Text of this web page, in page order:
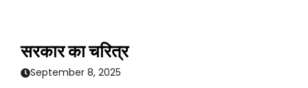
सरकार का चरित्र
September 8, 2025